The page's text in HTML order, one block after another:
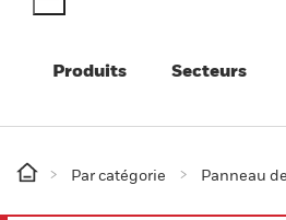
Produits Secteurs
Par catégorie Panneau